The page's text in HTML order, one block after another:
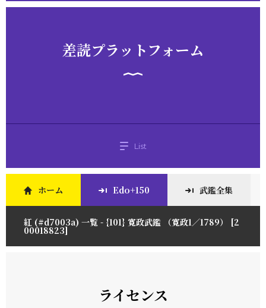
差読プラットフォーム
List
ホーム Edo+150 武鑑全集
紅 (#d7003a) 一覧 - {101} 寛政武鑑 （寛政1／1789） [2
00018823]
ライセンス